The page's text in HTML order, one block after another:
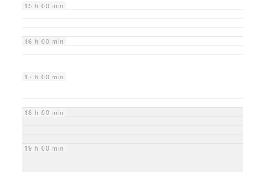
15 h 00 min
16 h 00 min
17 h 00 min
18 h 00 min
19 h 00 min